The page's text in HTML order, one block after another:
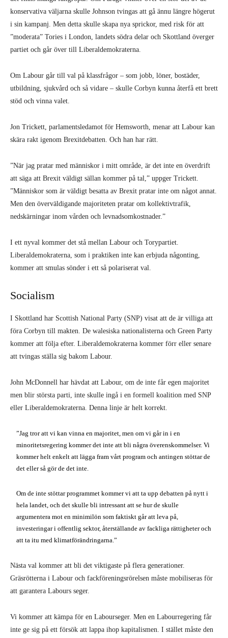
konservativa väljarna skulle John­son tvingas att gå ännu längre högerut
i sin kampanj. Men detta skulle skapa nya sprickor, med risk för att
”moderata” Tories i London, landets södra delar och Skottland överger
partiet och går över till Liberaldemokraterna.
Om Labour går till val på klassfrågor – som jobb, löner, bostäder,
utbildning, sjuk­vård och så vidare – skulle Corbyn kunna återfå ett brett
stöd och vinna valet.
Jon Trickett, parlamentsledamot för Hemsworth, menar att Labour kan
skära rakt igenom Brexitdebatten. Och han har rätt.
”När jag pratar med människor i mitt område, är det inte en överdrift
att säga att Brexit väldigt sällan kommer på tal,” uppger Trickett.
”Människor som är väldigt besatta av Brexit pratar inte om något annat.
Men den överväldigande majoriteten pratar om kollektivtrafik,
nedskärningar inom vår­den och levnadsomkostnader.”
I ett nyval kommer det stå mellan Labour och Torypartiet.
Liberaldemokra­terna, som i praktiken inte kan erbjuda någonting,
kommer att smulas sönder i ett så polariserat val.
Socialism
I Skottland har Scottish National Party (SNP) visat att de är villiga att
föra Corbyn till makten. De walesiska nationalisterna och Green Party
kommer att följa efter. Liberaldemokraterna kommer förr eller senare
att tvingas ställa sig bakom Labour.
John McDonnell har hävdat att Labour, om de inte får egen majoritet
men blir största parti, inte skulle ingå i en formell koalition med SNP
eller Liberaldemokra­terna. Denna linje är helt korrekt.
”Jag tror att vi kan vinna en majoritet, men om vi går in i en
minoritetsre­gering kommer det inte att bli några överenskommelser. Vi
kommer helt enkelt att lägga fram vårt program och antingen stöttar de
det eller så gör de det inte.
Om de inte stöttar programmet kommer vi att ta upp debatten på nytt i
hela landet, och det skulle bli intres­sant att se hur de skulle
argumentera mot en minimilön som faktiskt går att leva på,
investeringar i offentlig sektor, återställande av fackliga rät­tigheter och
att ta itu med klimatför­ändringarna.”
Nästa val kommer att bli det viktigaste på flera generationer.
Gräsrötterna i Labour och fackföreningsrörelsen måste mobili­seras för
att garantera Labours seger.
Vi kommer att kämpa för en Labour­seger. Men en Labourregering får
inte ge sig på ett försök att lappa ihop kapitalis­men. I stället måste den